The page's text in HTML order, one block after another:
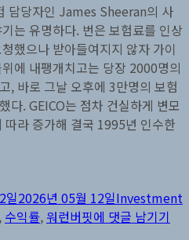
담당자인 James Sheeran의 사
는 유명하다. 번은 보험료를 인상
했으나 받아들여지지 않자 가이
에 내팽개치고는 당장 2000명의
, 바로 그날 오후에 3만명의 보험
다. GEICO는 점차 건실하게 변모
따라 증가해 결국 1995년 인수한
일2026년 05월 12일테
고
리
Investment
, 수익률, 워런버핏벤
에 댓글 남기기